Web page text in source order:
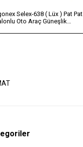
Selex-638 ( Lüx ) Pat Pat
Oto Araç Güneşlik